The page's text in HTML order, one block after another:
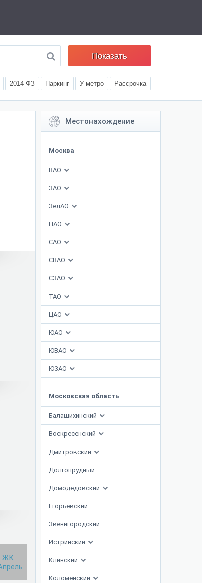
Показать
2014 ФЗ Паркинг У метро Рассрочка
Местонахождение
Москва
ВАО
ЗАО
ЗелАО
НАО
САО
СВАО
СЗАО
ТАО
ЦАО
ЮАО
ЮВАО
ЮЗАО
Московская область
Балашихинский
Воскресенский
Дмитровский
Долгопрудный
Домодедовский
Егорьевский
Звенигородский
Истринский
Клинский
Коломенский